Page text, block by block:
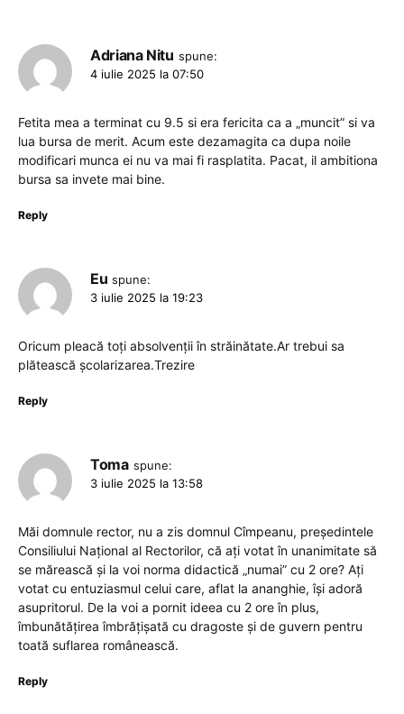
Adriana Nitu spune:
4 iulie 2025 la 07:50
Fetita mea a terminat cu 9.5 si era fericita ca a „muncit” si va
lua bursa de merit. Acum este dezamagita ca dupa noile
modificari munca ei nu va mai fi rasplatita. Pacat, il ambitiona
bursa sa invete mai bine.
Reply
Eu spune:
3 iulie 2025 la 19:23
Oricum pleacă toți absolvenții în străinătate.Ar trebui sa
plătească școlarizarea.Trezire
Reply
Toma spune:
3 iulie 2025 la 13:58
Măi domnule rector, nu a zis domnul Cîmpeanu, președintele
Consiliului Național al Rectorilor, că ați votat în unanimitate să
se mărească și la voi norma didactică „numai” cu 2 ore? Ați
votat cu entuziasmul celui care, aflat la ananghie, își adoră
asupritorul. De la voi a pornit ideea cu 2 ore în plus,
îmbunătățirea îmbrățișată cu dragoste și de guvern pentru
toată suflarea românească.
Reply